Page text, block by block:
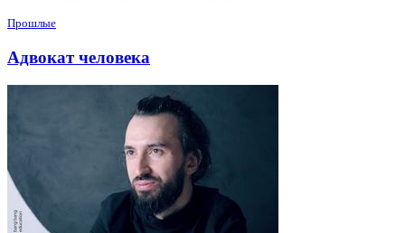
Прошлые
Адвокат человека